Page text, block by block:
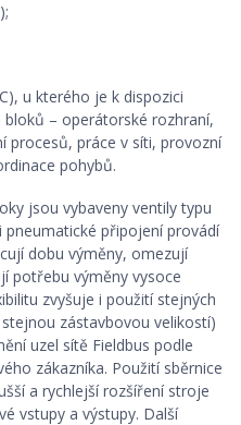
u kterého je k dispozici
– operátorské rozhraní,
procesů, práce v síti, provozní
pohybů.
jsou vybaveny ventily typu
pneumatické připojení provádí
dobu výměny, omezují
potřebu výměny vysoce
zvyšuje i použití stejných
zástavbovou velikostí)
uzel sítě Fieldbus podle
zákazníka. Použití sběrnice
a rychlejší rozšíření stroje
vstupy a výstupy. Další